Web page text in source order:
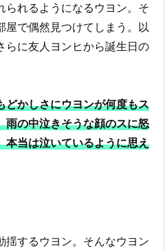
られるようになるウヨン。そ
屋で偶然見つけてしまう。以
らに友人ヨンヒから誕生日の
どかしさにウヨンが何度もス
雨の中泣きそうな顔のスに怒
本当は泣いているように思え
揺するウヨン。そんなウヨン